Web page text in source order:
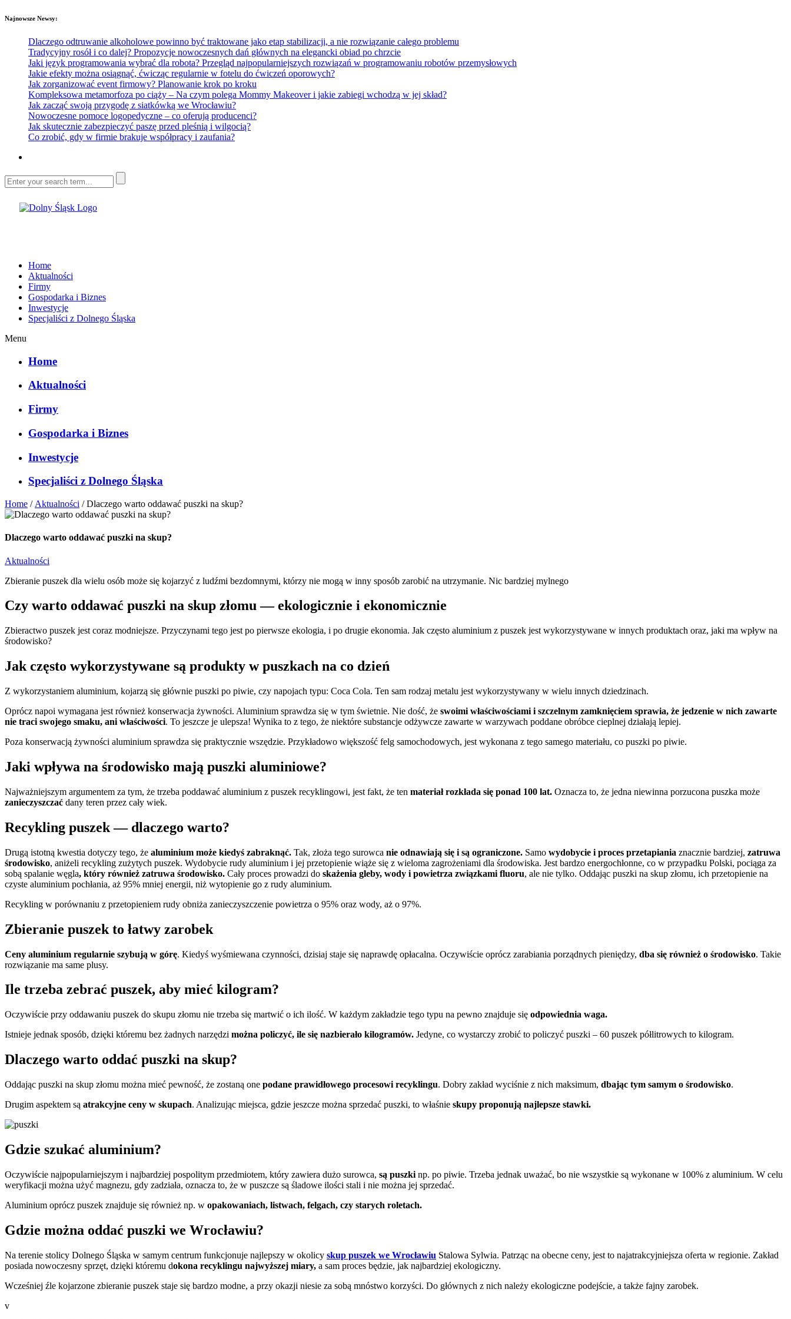
Najnowsze Newsy:
Dlaczego odtruwanie alkoholowe powinno być traktowane jako etap stabilizacji, a nie rozwiązanie całego problemu
Tradycyjny rosół i co dalej? Propozycje nowoczesnych dań głównych na elegancki obiad po chrzcie
Jaki język programowania wybrać dla robota? Przegląd najpopularniejszych rozwiązań w programowaniu robotów przemysłowych
Jakie efekty można osiągnąć, ćwicząc regularnie w fotelu do ćwiczeń oporowych?
Jak zorganizować event firmowy? Planowanie krok po kroku
Kompleksowa metamorfoza po ciąży – Na czym polega Mommy Makeover i jakie zabiegi wchodzą w jej skład?
Jak zacząć swoją przygodę z siatkówką we Wrocławiu?
Nowoczesne pomoce logopedyczne – co oferują producenci?
Jak skutecznie zabezpieczyć paszę przed pleśnią i wilgocią?
Co zrobić, gdy w firmie brakuje współpracy i zaufania?
Home
Aktualności
Firmy
Gospodarka i Biznes
Inwestycje
Specjaliści z Dolnego Śląska
Menu
Home
Aktualności
Firmy
Gospodarka i Biznes
Inwestycje
Specjaliści z Dolnego Śląska
Home / Aktualności /Dlaczego warto oddawać puszki na skup?
Dlaczego warto oddawać puszki na skup?
Aktualności
Zbieranie puszek dla wielu osób może się kojarzyć z ludźmi bezdomnymi, którzy nie mogą w inny sposób zarobić na utrzymanie. Nic bardziej mylnego
Czy warto oddawać puszki na skup złomu — ekologicznie i ekonomicznie
Zbieractwo puszek jest coraz modniejsze. Przyczynami tego jest po pierwsze ekologia, i po drugie ekonomia. Jak często aluminium z puszek jest wykorzystywane w innych produktach oraz, jaki ma wpływ na
środowisko?
Jak często wykorzystywane są produkty w puszkach na co dzień
Z wykorzystaniem aluminium, kojarzą się głównie puszki po piwie, czy napojach typu: Coca Cola. Ten sam rodzaj metalu jest wykorzystywany w wielu innych dziedzinach.
Oprócz napoi wymagana jest również konserwacja żywności. Aluminium sprawdza się w tym świetnie. Nie dość, że swoimi właściwościami i szczelnym zamknięciem sprawia, że jedzenie w nich zawarte
nie traci swojego smaku, ani właściwości. To jeszcze je ulepsza! Wynika to z tego, że niektóre substancje odżywcze zawarte w warzywach poddane obróbce cieplnej działają lepiej.
Poza konserwacją żywności aluminium sprawdza się praktycznie wszędzie. Przykładowo większość felg samochodowych, jest wykonana z tego samego materiału, co puszki po piwie.
Jaki wpływa na środowisko mają puszki aluminiowe?
Najważniejszym argumentem za tym, że trzeba poddawać aluminium z puszek recyklingowi, jest fakt, że ten materiał rozkłada się ponad 100 lat. Oznacza to, że jedna niewinna porzucona puszka może
zanieczyszczać dany teren przez cały wiek.
Recykling puszek — dlaczego warto?
Drugą istotną kwestia dotyczy tego, że aluminium może kiedyś zabraknąć. Tak, złoża tego surowca nie odnawiają się i są ograniczone. Samo wydobycie i proces przetapiania znacznie bardziej, zatruwa
środowisko, aniżeli recykling zużytych puszek. Wydobycie rudy aluminium i jej przetopienie wiąże się z wieloma zagrożeniami dla środowiska. Jest bardzo energochłonne, co w przypadku Polski, pociąga za
sobą spalanie węgla, który również zatruwa środowisko. Cały proces prowadzi do skażenia gleby, wody i powietrza związkami fluoru, ale nie tylko. Oddając puszki na skup złomu, ich przetopienie na
czyste aluminium pochłania, aż 95% mniej energii, niż wytopienie go z rudy aluminium.
Recykling w porównaniu z przetopieniem rudy obniża zanieczyszczenie powietrza o 95% oraz wody, aż o 97%.
Zbieranie puszek to łatwy zarobek
Ceny aluminium regularnie szybują w górę. Kiedyś wyśmiewana czynności, dzisiaj staje się naprawdę opłacalna. Oczywiście oprócz zarabiania porządnych pieniędzy, dba się również o środowisko. Takie
rozwiązanie ma same plusy.
Ile trzeba zebrać puszek, aby mieć kilogram?
Oczywiście przy oddawaniu puszek do skupu złomu nie trzeba się martwić o ich ilość. W każdym zakładzie tego typu na pewno znajduje się odpowiednia waga.
Istnieje jednak sposób, dzięki któremu bez żadnych narzędzi można policzyć, ile się nazbierało kilogramów. Jedyne, co wystarczy zrobić to policzyć puszki – 60 puszek półlitrowych to kilogram.
Dlaczego warto oddać puszki na skup?
Oddając puszki na skup złomu można mieć pewność, że zostaną one podane prawidłowego procesowi recyklingu. Dobry zakład wyciśnie z nich maksimum, dbając tym samym o środowisko.
Drugim aspektem są atrakcyjne ceny w skupach. Analizując miejsca, gdzie jeszcze można sprzedać puszki, to właśnie skupy proponują najlepsze stawki.
Gdzie szukać aluminium?
Oczywiście najpopularniejszym i najbardziej pospolitym przedmiotem, który zawiera dużo surowca, są puszki np. po piwie. Trzeba jednak uważać, bo nie wszystkie są wykonane w 100% z aluminium. W celu
weryfikacji można użyć magnezu, gdy zadziała, oznacza to, że w puszcze są śladowe ilości stali i nie można jej sprzedać.
Aluminium oprócz puszek znajduje się również np. w opakowaniach, listwach, felgach, czy starych roletach.
Gdzie można oddać puszki we Wrocławiu?
Na terenie stolicy Dolnego Śląska w samym centrum funkcjonuje najlepszy w okolicy skup puszek we Wrocławiu Stalowa Sylwia. Patrząc na obecne ceny, jest to najatrakcyjniejsza oferta w regionie. Zakład
posiada nowoczesny sprzęt, dzięki któremu dokona recyklingu najwyższej miary, a sam proces będzie, jak najbardziej ekologiczny.
Wcześniej źle kojarzone zbieranie puszek staje się bardzo modne, a przy okazji niesie za sobą mnóstwo korzyści. Do głównych z nich należy ekologiczne podejście, a także fajny zarobek.
v